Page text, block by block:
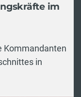
im
Kommandanten
in